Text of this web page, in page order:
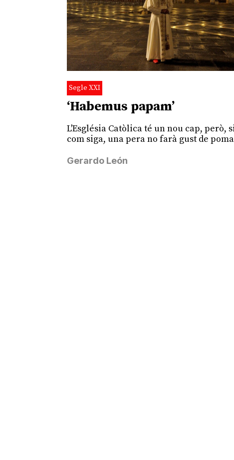
Segle XXI
‘Habemus papam’
L'Església Catòlica té un nou cap, però,
com siga, una pera no farà gust de poma
Gerardo León